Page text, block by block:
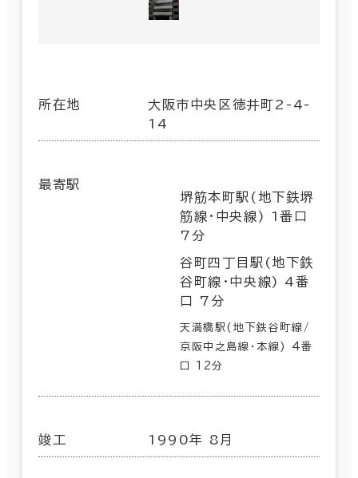
所在地
大阪市中央区徳井町2-4-
14
最寄駅
堺筋本町駅(地下鉄堺
筋線･中央線) 1番口
7分
谷町四丁目駅(地下鉄
谷町線･中央線) 4番
口 7分
天満橋駅(地下鉄谷町線/
京阪中之島線･本線) 4番
口 12分
竣工 1990年 8月